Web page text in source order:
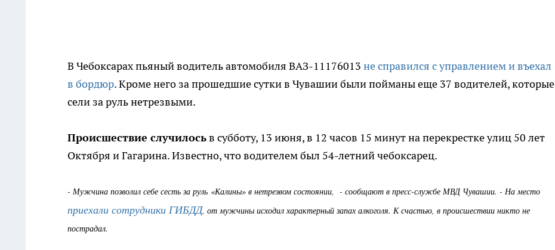
В Чебоксарах пьяный водитель автомобиля ВАЗ-11176013 не справился с управлением и въехал
в бордюр. Кроме него за прошедшие сутки в Чувашии были пойманы еще 37 водителей, которые
сели за руль нетрезвыми.
Происшествие случилосьв субботу, 13 июня, в 12 часов 15 минут на перекрестке улиц 50 лет
Октября и Гагарина. Известно, что водителем был 54-летний чебоксарец.
- Мужчина позволил себе сесть за руль «Калины» в нетрезвом состоянии, - сообщают в пресс-службе МВД Чувашии. - На место
приехали сотрудники ГИБДД, от мужчины исходил характерный запах алкоголя. К счастью, в происшествии никто не
пострадал.